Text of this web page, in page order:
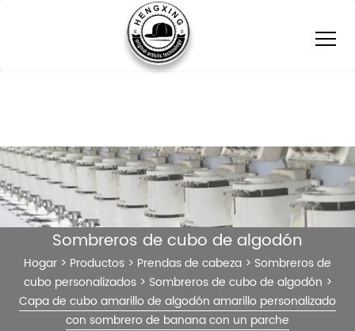
Sombreros de cubo de algodón
Hogar > Productos > Prendas de cabeza > Sombreros de
cubo personalizados> Sombreros de cubo de algodón >
Capa de cubo amarillo de algodón amarillo personalizado
con sombrero de banana con un parche